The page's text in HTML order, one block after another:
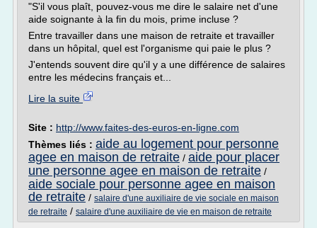
"S'il vous plaît, pouvez-vous me dire le salaire net d'une
aide soignante à la fin du mois, prime incluse ?
Entre travailler dans une maison de retraite et travailler
dans un hôpital, quel est l'organisme qui paie le plus ?
J'entends souvent dire qu'il y a une différence de salaires
entre les médecins français et...
Lire la suite
Site : http://www.faites-des-euros-en-ligne.com
Thèmes liés : aide au logement pour personne
agee en maison de retraite / aide pour placer
une personne agee en maison de retraite /
aide sociale pour personne agee en maison
de retraite / salaire d'une auxiliaire de vie sociale en maison
de retraite / salaire d'une auxiliaire de vie en maison de retraite